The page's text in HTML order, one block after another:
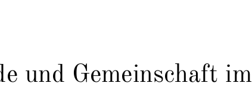
und Gemeinschaft